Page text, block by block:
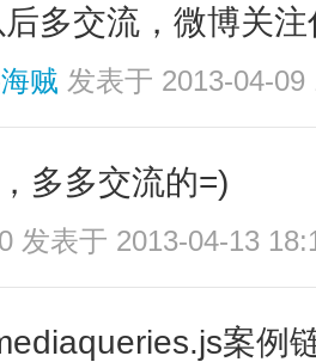
多交流，微博关
贼 发表于 2013-04-09
多多交流的=)
发表于 2013-04-13
案例